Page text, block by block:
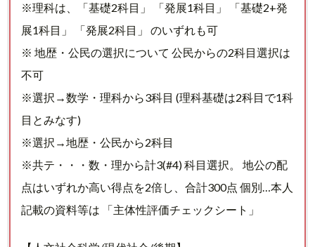
※理科は、「基礎2科目」 「発展1科目」 「基礎2+発
展1科目」 「発展2科目」 のいずれも可
※ 地歴・公民の選択について 公民からの2科目選択は
不可
※選択→数学・理科から3科目 (理科基礎は2科目で1科
目とみなす)
※選択→地歴・公民から2科目
※共テ・・・数・理から計3(#4) 科目選択。 地公の配
点はいずれか高い得点を2倍し、合計300点 個別…本人
記載の資料等は 「主体性評価チェックシート」